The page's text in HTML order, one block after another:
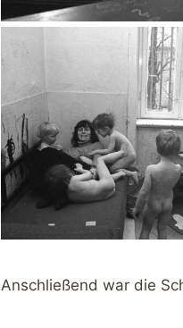
Anschließend war die